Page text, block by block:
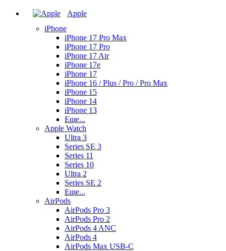
Apple
iPhone
iPhone 17 Pro Max
iPhone 17 Pro
iPhone 17 Air
iPhone 17e
iPhone 17
iPhone 16 / Plus / Pro / Pro Max
iPhone 15
iPhone 14
iPhone 13
Еще...
Apple Watch
Ultra 3
Series SE 3
Series 11
Series 10
Ultra 2
Series SE 2
Еще...
AirPods
AirPods Pro 3
AirPods Pro 2
AirPods 4 ANC
AirPods 4
AirPods Max USB-C